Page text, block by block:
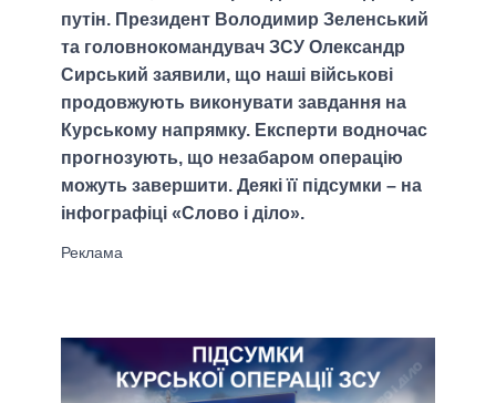
путін. Президент Володимир Зеленський
та головнокомандувач ЗСУ Олександр
Сирський заявили, що наші військові
продовжують виконувати завдання на
Курському напрямку. Експерти водночас
прогнозують, що незабаром операцію
можуть завершити. Деякі її підсумки – на
інфографіці «Слово і діло».